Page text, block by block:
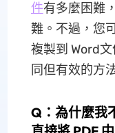
件有多麼困難
難。不過，您
複製到 Word
同但有效的方
Q：為什麼我